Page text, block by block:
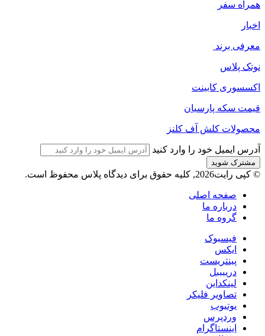
همراه سفر
اخبار
معرفی برند
نوتک پلاس
اکسسوری کابینت
قیمت سکه پارسیان
محصولات کلش آف کلنز
آدرس ایمیل خود را وارد کنید
© کپی رایت2026, کلیه حقوق برای دیدگاه پلاس محفوظ است.
صفحه اصلی
درباره ما
گروه ما
فیسبوک
ایکس
پینتریست
دریبببل
لینکداین
تصاویر فلیکر
یوتیوب
وردپرس
اینستاگرام